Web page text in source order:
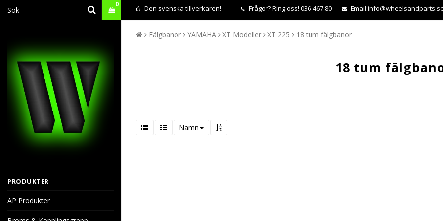
Den svenska tillverkaren! Frågor?Ring oss! 036-467 80 Email:
0
PRODUKTER
AP Produkter
Fälgbanor YAMAHA XT Modeller XT 225 18 tum fälgbanor
18 tum
Namn